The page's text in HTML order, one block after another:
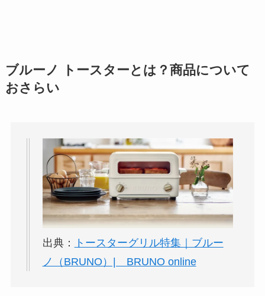
ブルーノ トースターとは？商品について
おさらい
出典：
トースターグリル特集｜ブルー
ノ（BRUNO）| BRUNO online